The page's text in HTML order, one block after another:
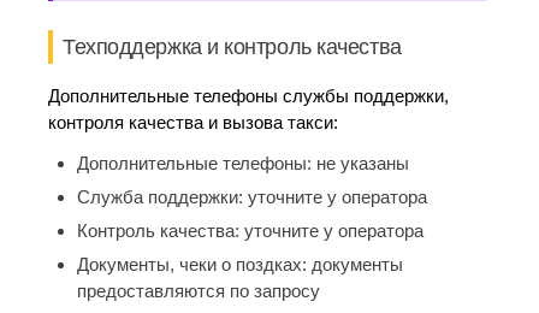
Техподдержка и контроль качества
Дополнительные телефоны службы поддержки,
контроля качества и вызова такси:
Дополнительные телефоны: не указаны
Служба поддержки: уточните у оператора
Контроль качества: уточните у оператора
Документы, чеки о поздках: документы
предоставляются по запросу